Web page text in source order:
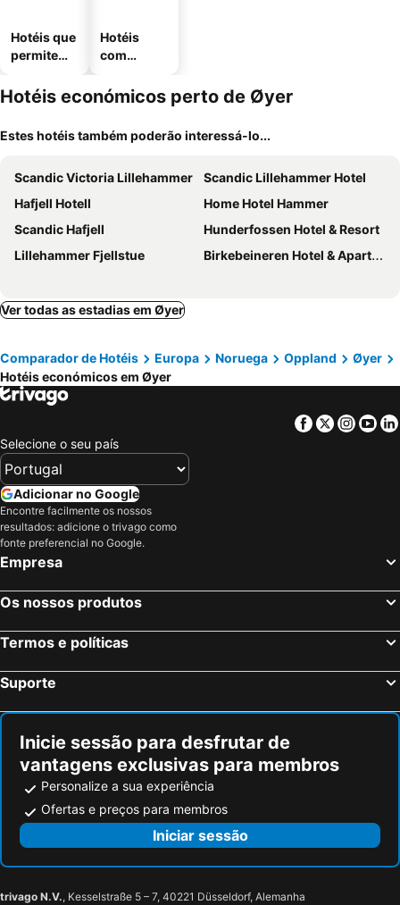
Hotéis que
permitem
Hotéis
com
mento
Hotéis económicos perto de Øyer
Estes hotéis também poderão interessá-lo...
Scandic Victoria Lillehammer
Scandic Lillehammer Hotel
Hafjell Hotell
Home Hotel Hammer
Scandic Hafjell
Hunderfossen Hotel & Resort
Lillehammer Fjellstue
Birkebeineren Hotel & Apartments
Ver todas as estadias em Øyer
Comparador de Hotéis Europa Noruega Oppland
Øyer
Hotéis económicos em Øyer
Facebook
Twitter
Selecione o seu país
Adicionar no Google
Encontre facilmente os nossos
resultados: adicione o trivago como
fonte preferencial no Google.
Empresa
Os nossos produtos
Termos e políticas
Suporte
Inicie sessão para desfrutar de
vantagens exclusivas para membros
Personalize a sua experiência
Ofertas e preços para membros
Iniciar sessão
trivago N.V., Kesselstraße 5 – 7, 40221 Düsseldorf, Alemanha